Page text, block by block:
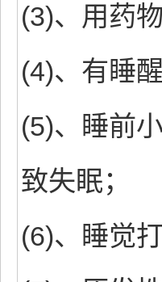
(3)、用药
(4)、有睡
(5)、睡前
致失眠；
(6)、睡觉